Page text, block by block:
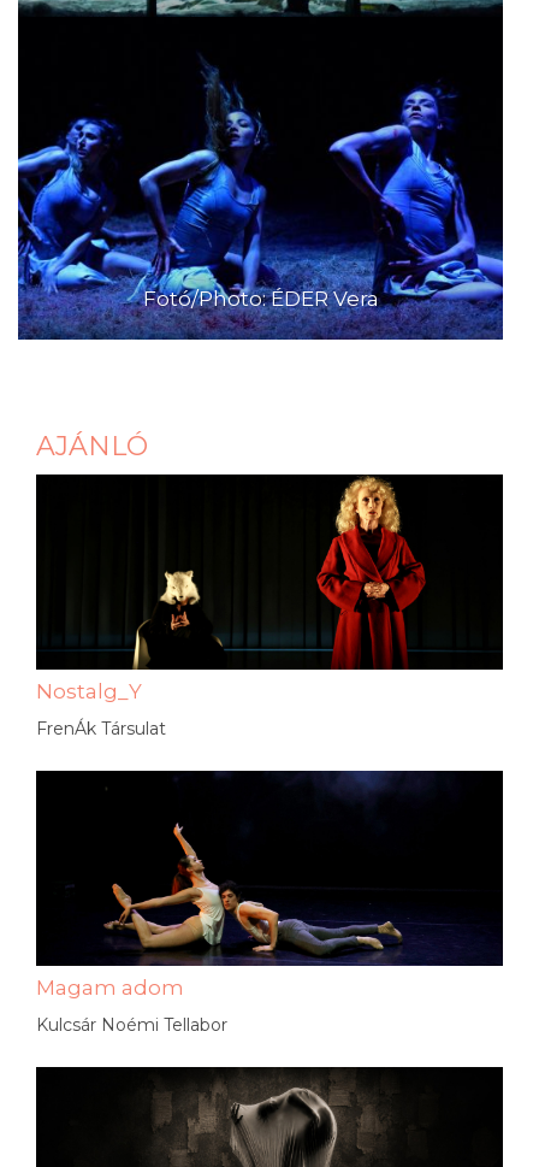
Fotó/Photo: ÉDER Vera
AJÁNLÓ
Nostalg_Y
FrenÁk Társulat
Magam adom
Kulcsár Noémi Tellabor